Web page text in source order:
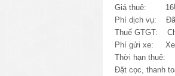
Giá thuê:
Phí dịch vụ: Đã
Thuế GTGT:
Phí gửi xe: Xe
Thời hạn thuê:
Đặt cọc, thanh